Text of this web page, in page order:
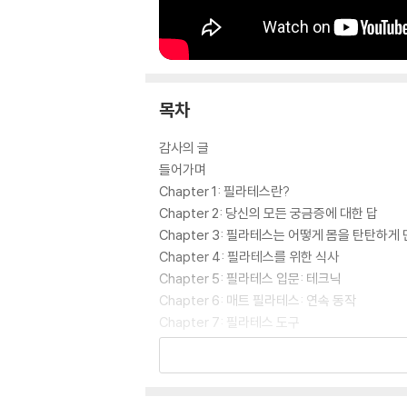
목차
감사의 글
들어가며
Chapter 1: 필라테스란?
Chapter 2: 당신의 모든 궁금증에 대한 답
Chapter 3: 필라테스는 어떻게 몸을 탄탄하게
Chapter 4: 필라테스를 위한 식사
Chapter 5: 필라테스 입문: 테크닉
Chapter 6: 매트 필라테스: 연속 동작
Chapter 7: 필라테스 도구
Chapter 8: 자세별 필라테스